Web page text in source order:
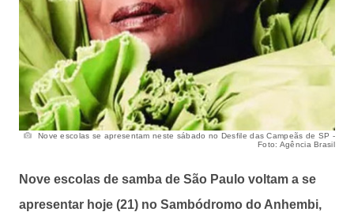
Nove escolas se apresentam neste sábado no Desfile das Campeãs de SP -
Foto: Agência Brasil
Nove escolas de samba de São Paulo voltam a se
apresentar hoje (21) no Sambódromo do Anhembi,